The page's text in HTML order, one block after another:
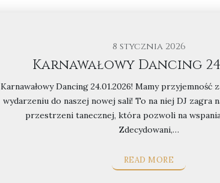
8 stycznia 2026
Karnawałowy Dancing
Karnawałowy Dancing 24.01.2026! Mamy przyjemność
wydarzeniu do naszej nowej sali! To na niej DJ zagra
przestrzeni tanecznej, która pozwoli na
Zdecydowani,…
READ MORE